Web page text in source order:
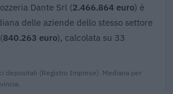
Dante Srl (2.466.864 euro) è
delle aziende dello stesso settore
840.263 euro), calcolata su 33
depositati (Registro Imprese). Mediana per